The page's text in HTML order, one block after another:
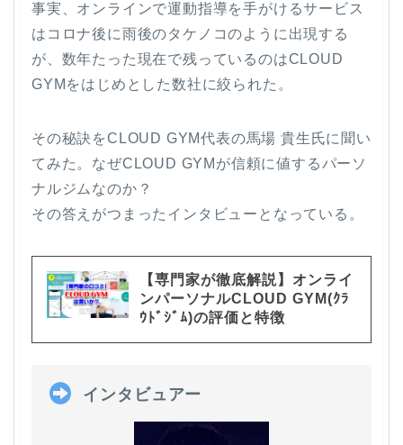
事実、オンラインで運動指導を手がけるサービス
はコロナ後に雨後のタケノコのように出現する
が、数年たった現在で残っているのはCLOUD
GYMをはじめとした数社に絞られた。
その秘訣をCLOUD GYM代表の馬場 貴生氏に聞い
てみた。なぜCLOUD GYMが信頼に値するパーソ
ナルジムなのか？
その答えがつまったインタビューとなっている。
【専門家が徹底解説】オンライ
ンパーソナルCLOUD GYM(ｸﾗ
ｳﾄﾞｼﾞﾑ)の評価と特徴
インタビュアー